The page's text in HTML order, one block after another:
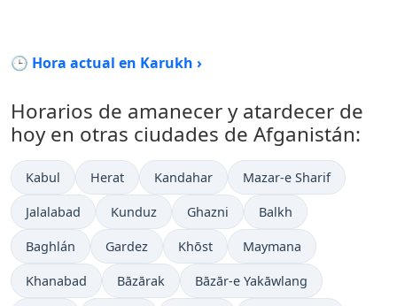
🕒 Hora actual en Karukh ›
Horarios de amanecer y atardecer de
hoy en otras ciudades de Afganistán:
Kabul Herat Kandahar Mazar-e Sharif
Jalalabad Kunduz Ghazni Balkh
Baghlán Gardez Khōst Maymana
Khanabad Bāzārak Bāzār-e Yakāwlang